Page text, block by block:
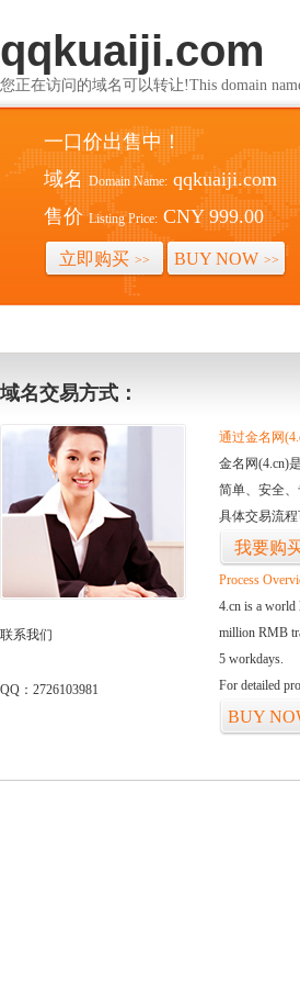
qqkuaiji.com
您正在访问的域名可以转让!This domain
一口价出售中！
域名 Domain Name: qqkuaiji.com
售价 Listing Price: CNY 999.00
立即购买 >> BUY NOW >>
域名交易方式：
联系我们
QQ：2726103981
通过金名网
金名网(4.cn)
简单、安全
具体交易流
我要购
Process
4.cn is a world
million RMB
5 workdays.
For detailed
BUY